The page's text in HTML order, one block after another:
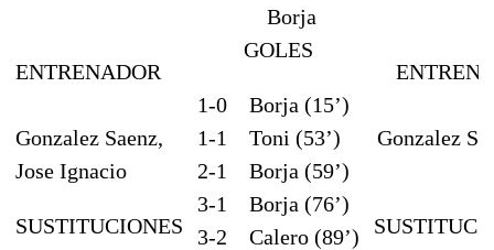
Borja
ENTRENADOR
Gonzalez Saenz,
Jose Ignacio
SUSTITUCIONES
GOLES
1-0
Borja (15’)
1-1
Toni (53’)
2-1
Borja (59’)
3-1
Borja (76’)
3-2
Calero (89’)
Gonzalez